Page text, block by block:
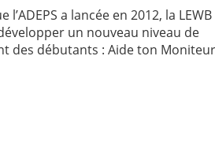
a lancée en 2012, la LEWB
un nouveau niveau de
des débutants : Aide ton